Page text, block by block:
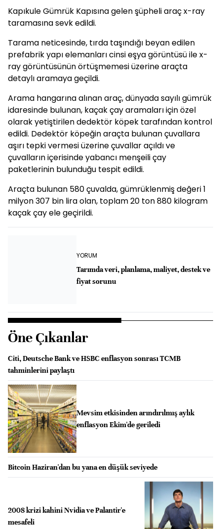
Kapıkule Gümrük Kapısına gelen şüpheli araç x-ray
taramasına sevk edildi.
Tarama neticesinde, tırda taşındığı beyan edilen
prefabrik yapı elemanları cinsi eşya görüntüsü ile x-
ray görüntüsünün örtüşmemesi üzerine araçta
detaylı aramaya geçildi.
Arama hangarına alınan araç, dünyada sayılı gümrük
idaresinde bulunan, kaçak çay aramaları için özel
olarak yetiştirilen dedektör köpek tarafından kontrol
edildi. Dedektör köpeğin araçta bulunan çuvallara
aşırı tepki vermesi üzerine çuvallar açıldı ve
çuvalların içerisinde yabancı menşeili çay
paketlerinin bulunduğu tespit edildi.
Araçta bulunan 580 çuvalda, gümrüklenmiş değeri 1
milyon 307 bin lira olan, toplam 20 ton 880 kilogram
kaçak çay ele geçirildi.
YORUM
Tarımda veri, planlama, maliyet, destek ve
fiyat sorunu
Öne Çıkanlar
Citi, Deutsche Bank ve HSBC enflasyon sonrası TCMB
tahminlerini paylaştı
Mevsim etkisinden arındırılmış aylık
enflasyon Ekim'de geriledi
Bitcoin Haziran'dan bu yana en düşük seviyede
2008 krizi kahini Nvidia ve Palantir'e
mesafeli